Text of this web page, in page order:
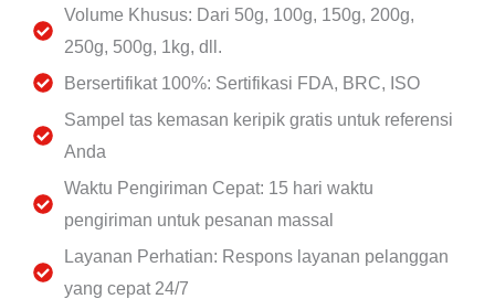
Volume Khusus: Dari 50g, 100g, 150g, 200g,
250g, 500g, 1kg, dll.
Bersertifikat 100%: Sertifikasi FDA, BRC, ISO
Sampel tas kemasan keripik gratis untuk referensi
Anda
Waktu Pengiriman Cepat: 15 hari waktu
pengiriman untuk pesanan massal
Layanan Perhatian: Respons layanan pelanggan
yang cepat 24/7